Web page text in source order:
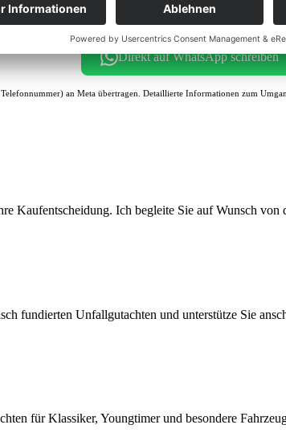
Direkt auf WhatsApp schreiben
an Meta übertragen. Detaillierte Informationen zum
Kaufentscheidung. Ich begleite Sie auf Wunsch
fundierten Unfallgutachten und unterstütze Sie
für Klassiker, Youngtimer und besondere